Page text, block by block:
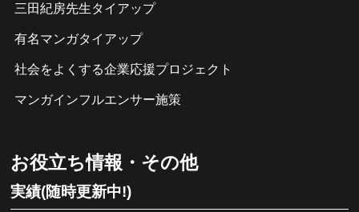
三田紀房先生タイアップ
有名マンガタイアップ
社会をよくする企業応援プロジェクト
マンガインフルエンサー施策
お役立ち情報・その他
実績(随時更新中!)